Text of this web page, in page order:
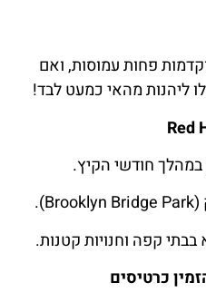
פחות עמוסות, ואם
ליהנות מהאי כמעט לבד!
במהלך חודשי הקיץ.
כרטיסים